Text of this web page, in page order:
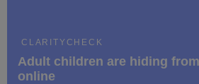
CLARITYCHECK
Adult children are hiding
online